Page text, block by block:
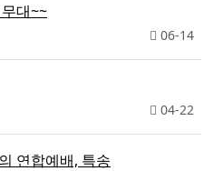
대~~
06-14
04-22
연합예배, 특송